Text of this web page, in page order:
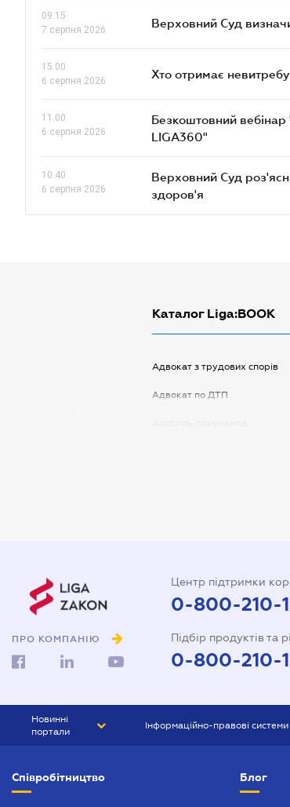
09.15
7 серпня 2026
Верховний Суд
15.00
6 серпня 2026
Хто отримає
11.00
6 серпня 2026
Безкоштовний
LIGA360"
10.40
6 серпня 2026
Верховний Суд
здоров'я
Каталог Liga:BOOK
Адвокат з трудових спорів
Адвокат по ДТП
інтересів в суді
Довіреність на реєстрацію
майном
Договір купівлі-продажу
ПРО КОМПАНІЮ
Центр підтримки
0-800-210-
Підбір продуктів та
0-800-210-
Новинні
портали
БІЗНЕС
Інформаційно-правові системи
Співробітництво Блог